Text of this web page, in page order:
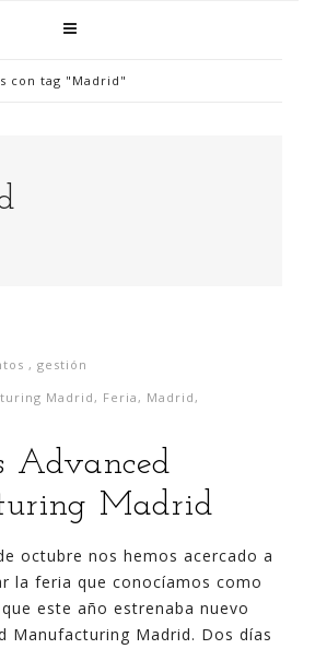
con tag "Madrid"
, gestión
Madrid , Feria , Madrid ,
Advanced
Madrid
octubre nos hemos acercado a
la feria que conocíamos como
este año estrenaba nuevo
Manufacturing Madrid. Dos días